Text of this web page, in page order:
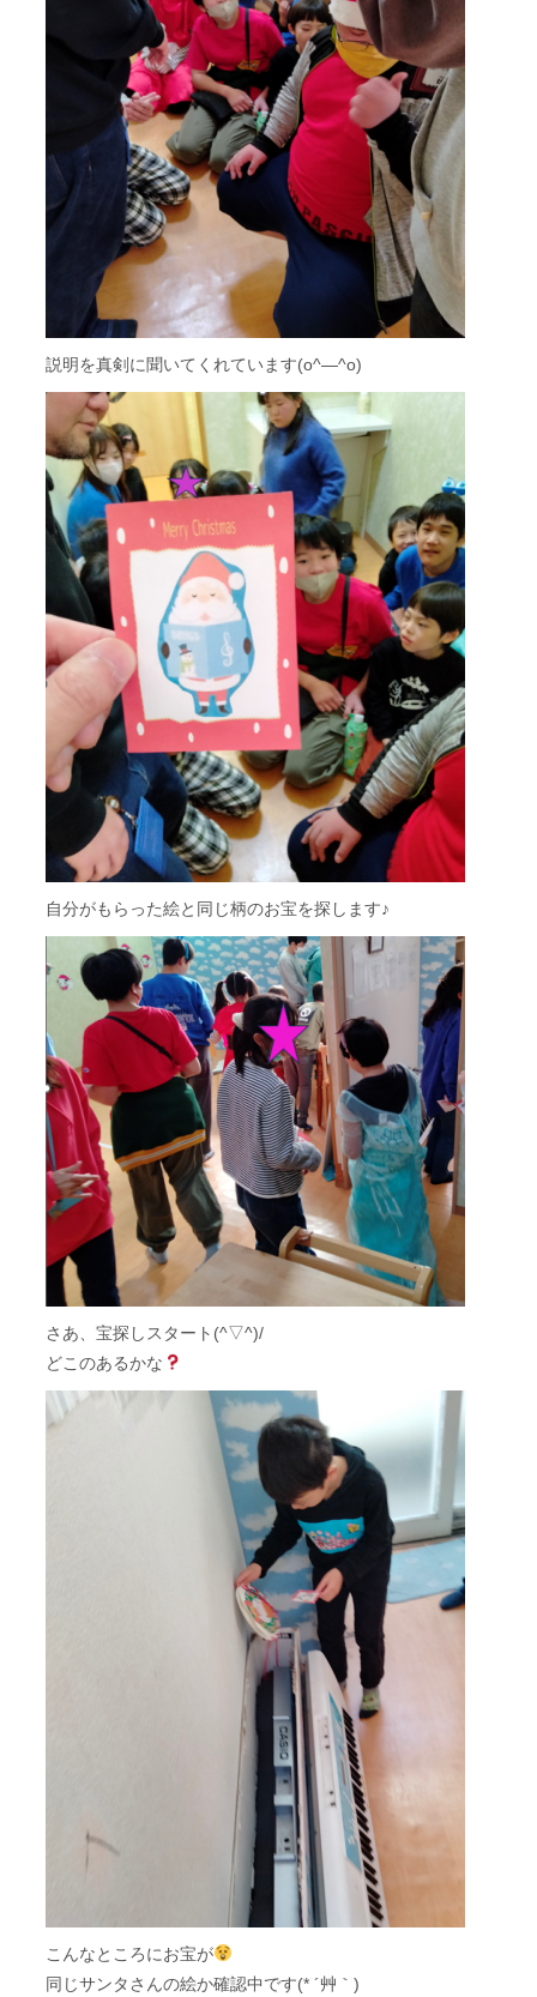
説明を真剣に聞いてくれています(o^―^o)
自分がもらった絵と同じ柄のお宝を探します♪
さあ、宝探しスタート(^▽^)/
どこのあるかな
こんなところにお宝が
同じサンタさんの絵か確認中です(* ´艸｀)